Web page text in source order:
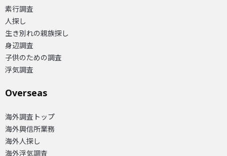
素行調査
人探し
生き別れの親族探し
身辺調査
子供のための調査
浮気調査
Overseas​
海外調査トップ
海外興信所業務
海外人探し
海外浮気調査